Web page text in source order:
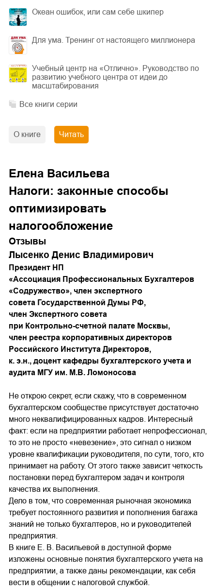
Океан ошибок, или сам себе шкипер
Для ума. Тренинг от настоящего миллионера
Учебный центр на «Отлично». Руководство по
развитию учебного центра от идеи до
масштабирования
Все книги серии
О книге Читать
Елена Васильева
Налоги: законные способы
оптимизировать
налогообложение
Отзывы
Лысенко Денис Владимирович
Президент НП
«Ассоциация Профессиональных Бухгалтеров
«Содружество», член экспертного
совета Государственной Думы РФ,
член Экспертного совета
при Контрольно-счетной палате Москвы,
член реестра корпоративных директоров
Российского Института Директоров,
к. э.н., доцент кафедры бухгалтерского учета и
аудита МГУ им. М.В. Ломоносова
Не открою секрет, если скажу, что в современном
бухгалтерском сообществе присутствует достаточно
много неквалифицированных кадров. Интересный
факт: если на предприятии работает непрофессионал,
то это не просто «невезение», это сигнал о низком
уровне квалификации руководителя, по сути, того, кто
принимает на работу. От этого также зависит четкость
постановки перед бухгалтером задач и контроля
качества их выполнения.
Дело в том, что современная рыночная экономика
требует постоянного развития и пополнения багажа
знаний не только бухгалтеров, но и руководителей
предприятия.
В книге Е. В. Васильевой в доступной форме
изложены основные понятия бухгалтерского учета на
предприятии, а также даны рекомендации, как себя
вести в общении с налоговой службой.